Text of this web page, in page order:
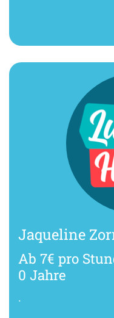
Jaqueline
Ab 7€ pro
0 Jahre
.